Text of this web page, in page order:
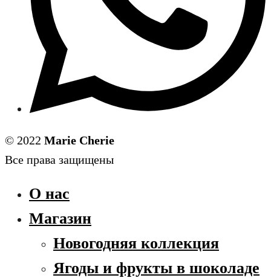
© 2022 Marie Cherie
Все права защищены
О нас
Магазин
Новогодняя коллекция
Ягоды и фрукты в шоколаде